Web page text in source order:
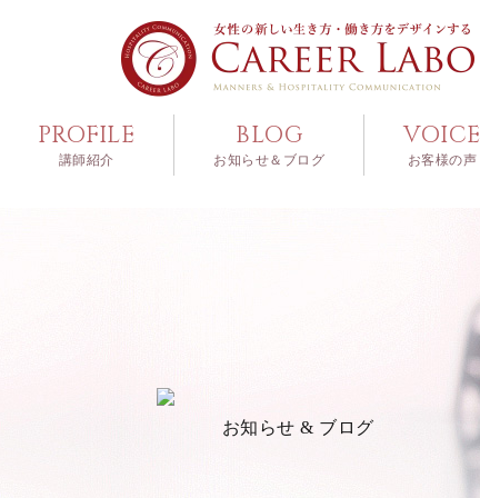
PROFILE
講師紹介
BLOG
お知らせ＆ブログ
VOICE
お客様の声
お知らせ & ブログ